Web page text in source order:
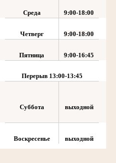
Среда 9:00-18:00
Четверг 9:00-18:00
Пятница 9:00-16:45
Перерыв 13:00-13:45
Суббота выходной
Воскресенье выходной